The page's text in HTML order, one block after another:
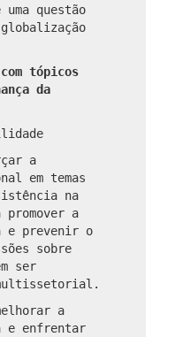
questão
globalização
tópicos
da
a
em temas
na
a
e prevenir o
sobre
ser
a
e enfrentar